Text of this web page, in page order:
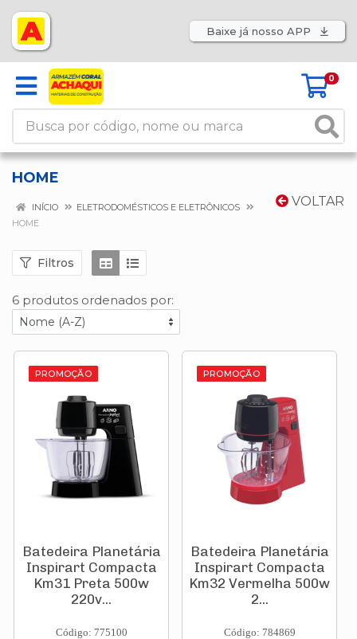
Baixe já nosso APP
0
HOME
VOLTAR
INÍCIO
ELETRODOMÉSTICOS E ELETRÔNICOS
HOME
Filtros
6 produtos ordenados por:
PROMOÇÃO
Batedeira Planetária
Inspirart Compacta
Km31 Preta 500w
220v...
Código: 775100
PROMOÇÃO
Batedeira Planetária
Inspirart Compacta
Km32 Vermelha 500w
2...
Código: 784869